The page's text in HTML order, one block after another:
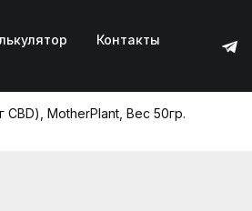
Контакты
MotherPlant, Вес 50гр.